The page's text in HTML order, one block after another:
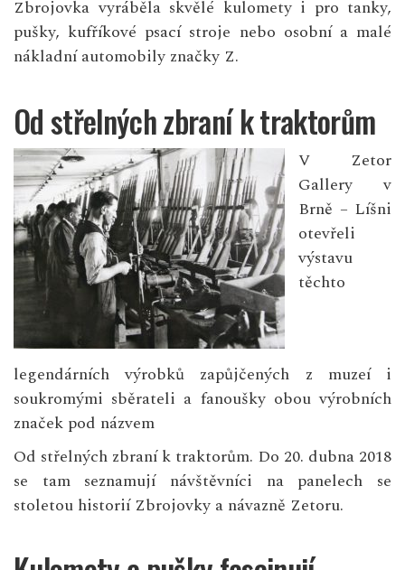
Zbrojovka vyráběla skvělé kulomety i pro tanky,
pušky, kufříkové psací stroje nebo osobní a malé
nákladní automobily značky Z.
Od střelných zbraní k traktorům
V Zetor
Gallery v
Brně – Líšni
otevřeli
výstavu
těchto
legendárních výrobků zapůjčených z muzeí i
soukromými sběrateli a fanoušky obou výrobních
značek pod názvem
Od střelných zbraní k traktorům. Do 20. dubna 2018
se tam seznamují návštěvníci na panelech se
stoletou historií Zbrojovky a návazně Zetoru.